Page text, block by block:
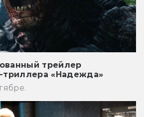
трейлер
триллера «Надежда»